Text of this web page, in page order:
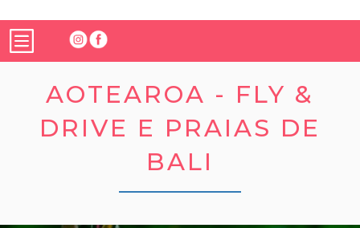
AOTEAROA - FLY &
DRIVE E PRAIAS DE
BALI